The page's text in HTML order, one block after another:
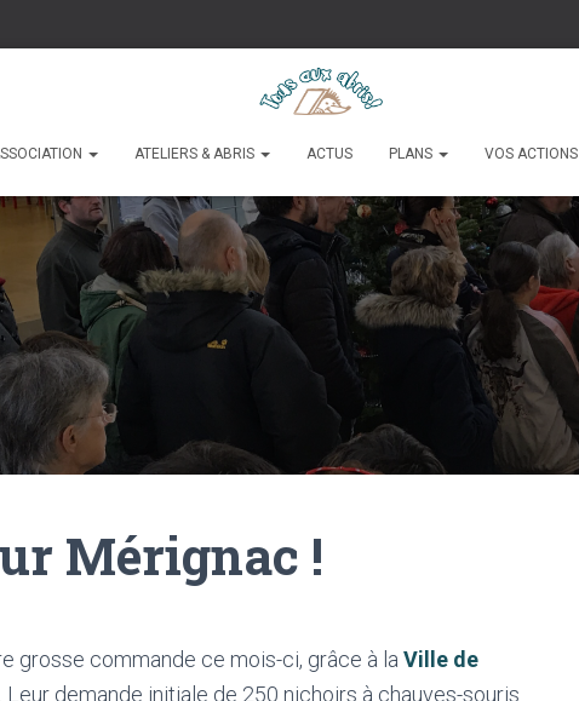
ATELIERS & ABRIS ACTUS PLANS VOS ACTIONS
Mérignac !
grosse commande ce mois-ci, grâce à la Ville de
Leur demande initiale de 250 nichoirs à chauves-souris